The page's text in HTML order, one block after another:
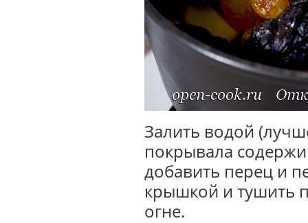
Залить водой
покрывала
добавить перец и
крышкой и тушить
огне.